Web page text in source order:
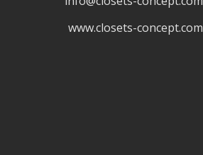
www.closets-concept.com